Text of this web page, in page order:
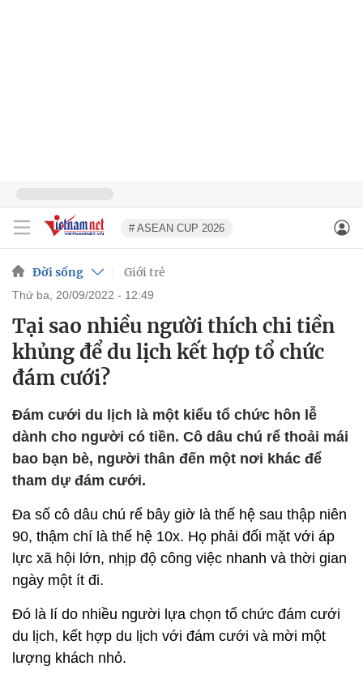
# ASEAN CUP 2026
Đời sống Giới trẻ
thứ ba, 20/09/2022 - 12:49
Tại sao nhiều người thích chi tiền
khủng để du lịch kết hợp tổ chức
đám cưới?
Đám cưới du lịch là một kiểu tổ chức hôn lễ
dành cho người có tiền. Cô dâu chú rể thoải mái
bao bạn bè, người thân đến một nơi khác để
tham dự đám cưới.
Đa số cô dâu chú rể bây giờ là thế hệ sau thập niên
90, thậm chí là thế hệ 10x. Họ phải đối mặt với áp
lực xã hội lớn, nhịp độ công việc nhanh và thời gian
ngày một ít đi.
Đó là lí do nhiều người lựa chọn tổ chức đám cưới
du lịch, kết hợp du lịch với đám cưới và mời một
lượng khách nhỏ.